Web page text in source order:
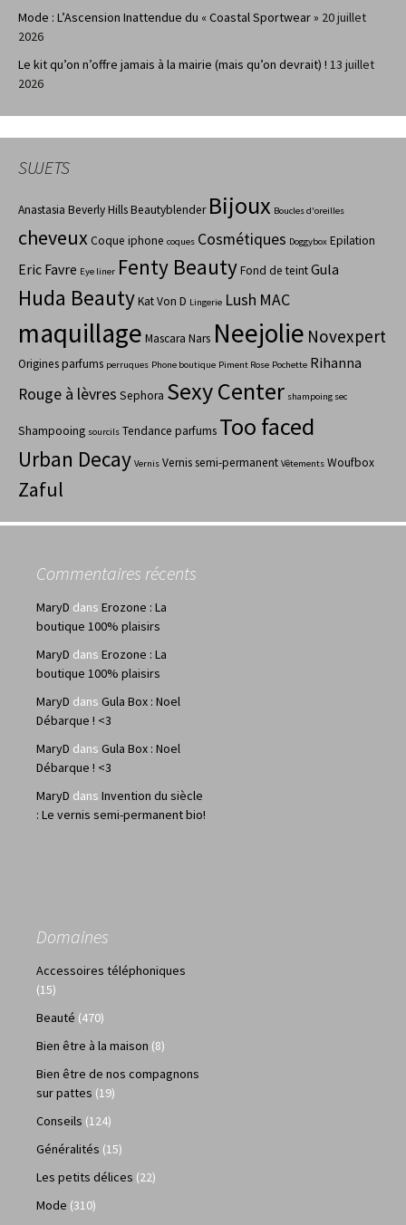
Mode : L’Ascension Inattendue du « Coastal Sportwear » 20 juillet
2026
Le kit qu’on n’offre jamais à la mairie (mais qu’on devrait) ! 13 juillet
2026
SUJETS
Anastasia Beverly HillsBeautyblender Bijoux Boucles d'oreilles
cheveuxCoque iphone coques Cosmétiques Doggybox Epilation
Eric Favre Eye liner Fenty BeautyFond de teintGula
Huda BeautyKat Von D Lingerie Lush MAC
maquillage Mascara Nars Neejolie Novexpert
Origines parfums perruques Phone boutique Piment Rose Pochette Rihanna
Rouge à lèvres Sephora Sexy Center shampoing sec
Shampooing sourcils Tendance parfums Too faced
Urban Decay Vernis Vernis semi-permanent Vêtements Woufbox
Zaful
Commentaires récents
MaryD dans Erozone : La
boutique 100% plaisirs
MaryD dans Erozone : La
boutique 100% plaisirs
MaryD dans Gula Box : Noel
Débarque ! <3
MaryD dans Gula Box : Noel
Débarque ! <3
MaryD dans Invention du siècle
: Le vernis semi-permanent bio!
Domaines
Accessoires téléphoniques
(15)
Beauté (470)
Bien être à la maison (8)
Bien être de nos compagnons
sur pattes (19)
Conseils (124)
Généralités (15)
Les petits délices (22)
Mode (310)